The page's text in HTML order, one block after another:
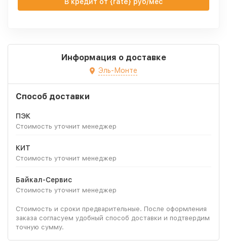
Информация о доставке
Эль-Монте
Способ доставки
ПЭК
Стоимость уточнит менеджер
КИТ
Стоимость уточнит менеджер
Байкал-Сервис
Стоимость уточнит менеджер
Стоимость и сроки предварительные. После оформления
заказа согласуем удобный способ доставки и подтвердим
точную сумму.